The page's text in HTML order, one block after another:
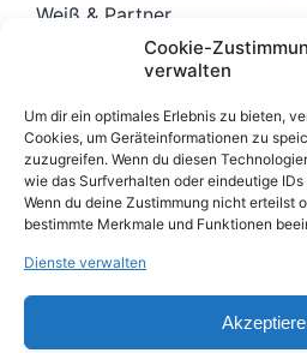
Cookie-
verwalten
Um dir ein optimales Erlebnis zu bieten,
Cookies, um Geräteinformationen zu
zuzugreifen. Wenn du diesen
wie das Surfverhalten oder eindeutige
Wenn du deine Zustimmung nicht erteilst
bestimmte Merkmale und Funktionen
Dienste verwalten
Weiß & Partner
Wenn Sie Fragen zum
schreiben Sie uns bitte eine
Sie sich direkt an:
info@ux-sound.com
07531 36 38 524